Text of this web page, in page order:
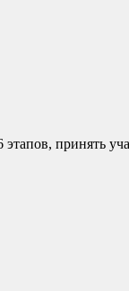
принять